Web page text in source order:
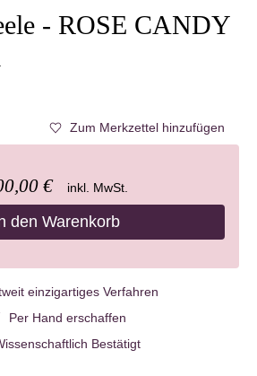
- ROSE CANDY
Zum Merkzettel hinzufügen
€ inkl. MwSt.
den Warenkorb
einzigartiges Verfahren
Per Hand erschaffen
Bestätigt